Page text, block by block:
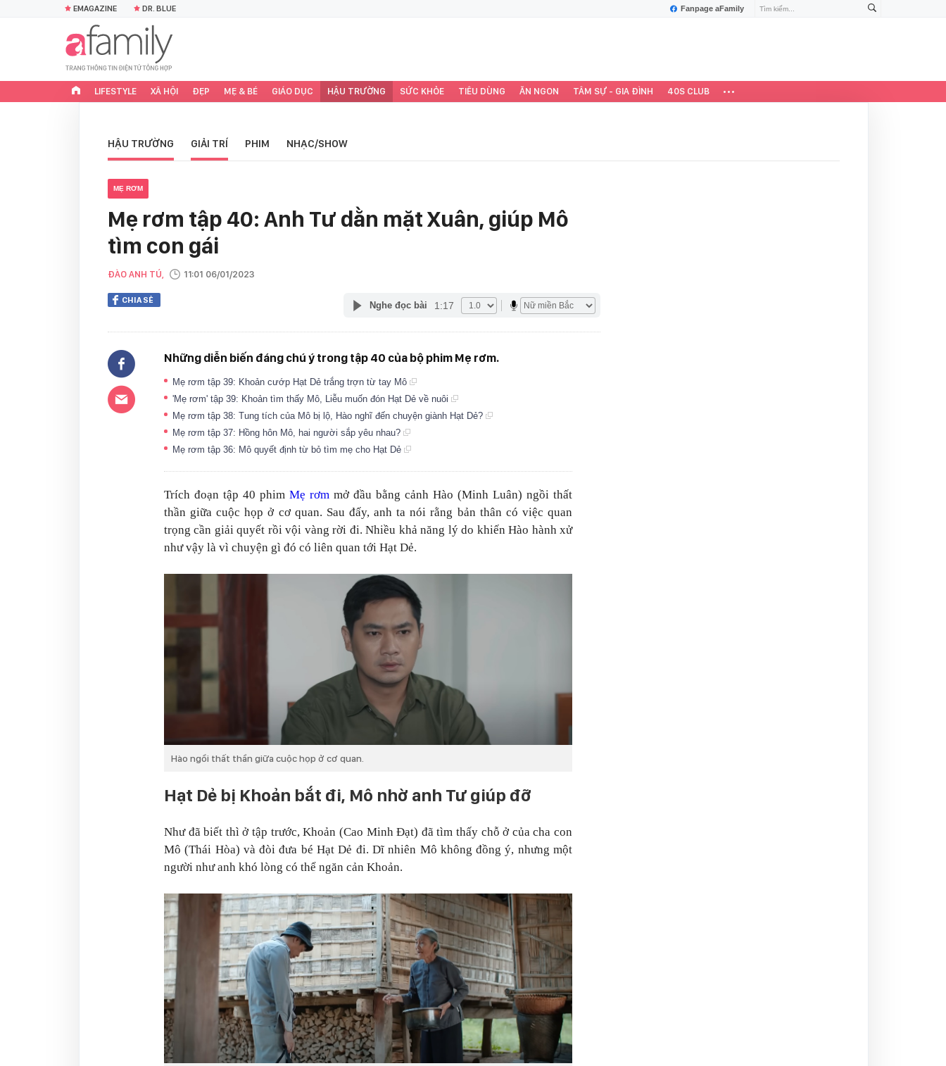
Fanpage aFamily
EMAGAZINE DR. BLUE
LIFESTYLE XÃ HỘI ĐẸP MẸ & BÉ GIÁO DỤC HẬU TRƯỜNG SỨC KHỎE TIÊU DÙNG ĂN NGON TÂM SỰ - GIA ĐÌNH 40S CLUB
HẬU TRƯỜNG GIẢI TRÍ PHIM NHẠC/SHOW
MẸ RƠM
Mẹ rơm tập 40: Anh Tư dằn mặt Xuân, giúp Mô
tìm con gái
ĐÀO ANH TÚ, 11:01 06/01/2023
CHIA SẺ Nghe đọc bài 1:17
Những diễn biến đáng chú ý trong tập 40 của bộ phim Mẹ rơm.
Mẹ rơm tập 39: Khoản cướp Hạt Dẻ trắng trợn từ tay Mô
'Mẹ rơm' tập 39: Khoản tìm thấy Mô, Liễu muốn đón Hạt Dẻ về nuôi
Mẹ rơm tập 38: Tung tích của Mô bị lộ, Hào nghĩ đến chuyện giành Hạt Dẻ?
Mẹ rơm tập 37: Hồng hôn Mô, hai người sắp yêu nhau?
Mẹ rơm tập 36: Mô quyết định từ bỏ tìm mẹ cho Hạt Dẻ
Trích đoạn tập 40 phim Mẹ rơm mở đầu bằng cảnh Hào (Minh Luân) ngồi thất
thần giữa cuộc họp ở cơ quan. Sau đấy, anh ta nói rằng bản thân có việc quan
trọng cần giải quyết rồi vội vàng rời đi. Nhiều khả năng lý do khiến Hào hành xử
như vậy là vì chuyện gì đó có liên quan tới Hạt Dẻ.
Hào ngồi thất thần giữa cuộc họp ở cơ quan.
Hạt Dẻ bị Khoản bắt đi, Mô nhờ anh Tư giúp đỡ
Như đã biết thì ở tập trước, Khoản (Cao Minh Đạt) đã tìm thấy chỗ ở của cha con
Mô (Thái Hòa) và đòi đưa bé Hạt Dẻ đi. Dĩ nhiên Mô không đồng ý, nhưng một
người như anh khó lòng có thể ngăn cản Khoản.